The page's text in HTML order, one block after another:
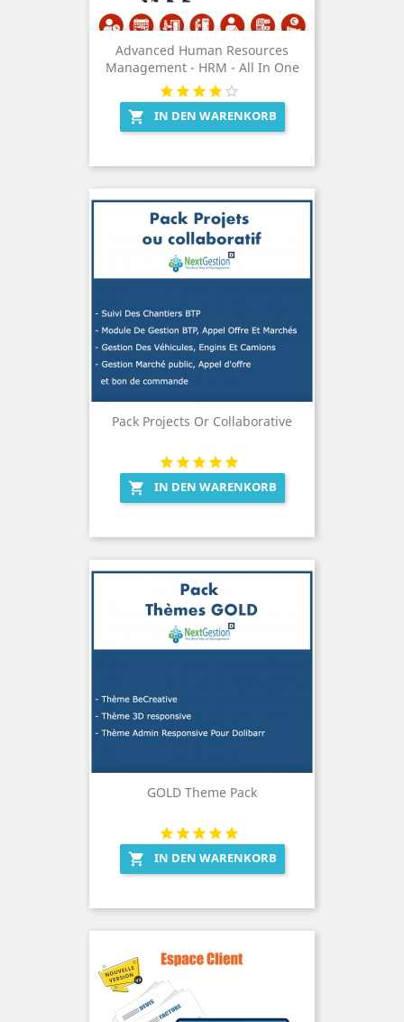
Advanced Human Resources
Management - HRM - All In One
 IN DEN WARENKORB
Pack Projects Or Collaborative
 IN DEN WARENKORB
GOLD Theme Pack
 IN DEN WARENKORB